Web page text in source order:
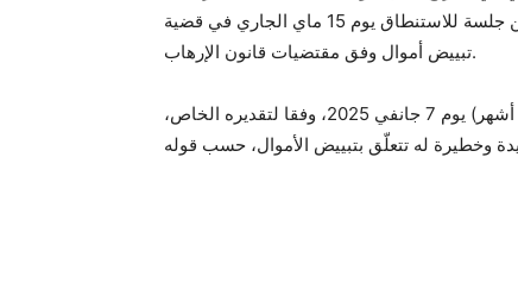
الصحفيين إن قاضي التحقيق بالمحكمة الابتدائية بتونس قد عيّن جلسة للاستنطاق يوم 15 ماي الجاري في قضية
تبييض أموال وفق مقتضيات قانون الإرهاب.
وأضاف أن الزغيدي قد “استوفى العقوبة السجنية النافذة (8 أشهر) يوم 7 جانفي 2025، وفقا لتقديره الخاص،